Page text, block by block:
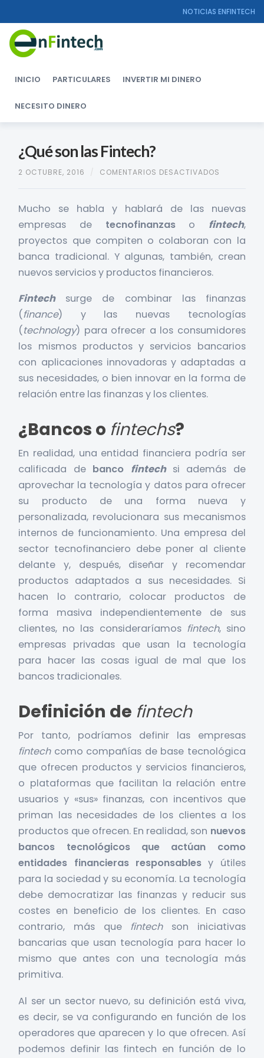
NOTICIAS ENFINTECH
INICIO PARTICULARES INVERTIR MI DINERO
NECESITO DINERO
¿Qué son las Fintech?
2 OCTUBRE, 2016 / COMENTARIOS DESACTIVADOS
FINTECH?
Mucho se habla y hablará de las nuevas
empresas de tecnofinanzaso fintech,
proyectos que compiten o colaboran con la
banca tradicional. Y algunas, también, crean
nuevos servicios y productos financieros.
Fintechsurge de combinar las finanzas
(finance) y las nuevas tecnologías
(technology) para ofrecer a los consumidores
los mismos productos y servicios bancarios
con aplicaciones innovadoras y adaptadas a
sus necesidades, o bien innovar en la forma de
relación entre las finanzas y los clientes.
¿Bancos o fintechs?
En realidad, una entidad financiera podría ser
calificada de banco fintechsi además de
aprovechar la tecnología y datos para ofrecer
su producto de una forma nueva y
personalizada, revolucionara sus mecanismos
internos de funcionamiento. Una empresa del
sector tecnofinanciero debe poner al cliente
delante y, después, diseñar y recomendar
productos adaptados a sus necesidades. Si
hacen lo contrario, colocar productos de
forma masiva independientemente de sus
clientes, no las consideraríamos fintech, sino
empresas privadas que usan la tecnología
para hacer las cosas igual de mal que los
bancos tradicionales.
Definición de fintech
Por tanto, podríamos definir las empresas
fintechcomo compañías de base tecnológica
que ofrecen productos y servicios financieros,
o plataformas que facilitan la relación entre
usuarios y «sus» finanzas, con incentivos que
priman las necesidades de los clientes a los
productos que ofrecen. En realidad, son nuevos
bancos tecnológicos que actúan como
entidades financieras responsables y útiles
para la sociedad y su economía. La tecnología
debe democratizar las finanzas y reducir sus
costes en beneficio de los clientes. En caso
contrario, más que fintechson iniciativas
bancarias que usan tecnología para hacer lo
mismo que antes con una tecnología más
primitiva.
Al ser un sector nuevo, su definición está viva,
es decir, se va configurando en función de los
operadores que aparecen y lo que ofrecen. Así
podemos definir las fintech en función de lo